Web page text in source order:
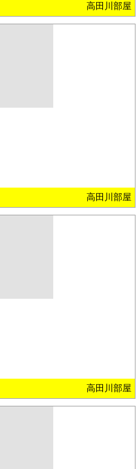
高田川部屋
高田川部屋
高田川部屋